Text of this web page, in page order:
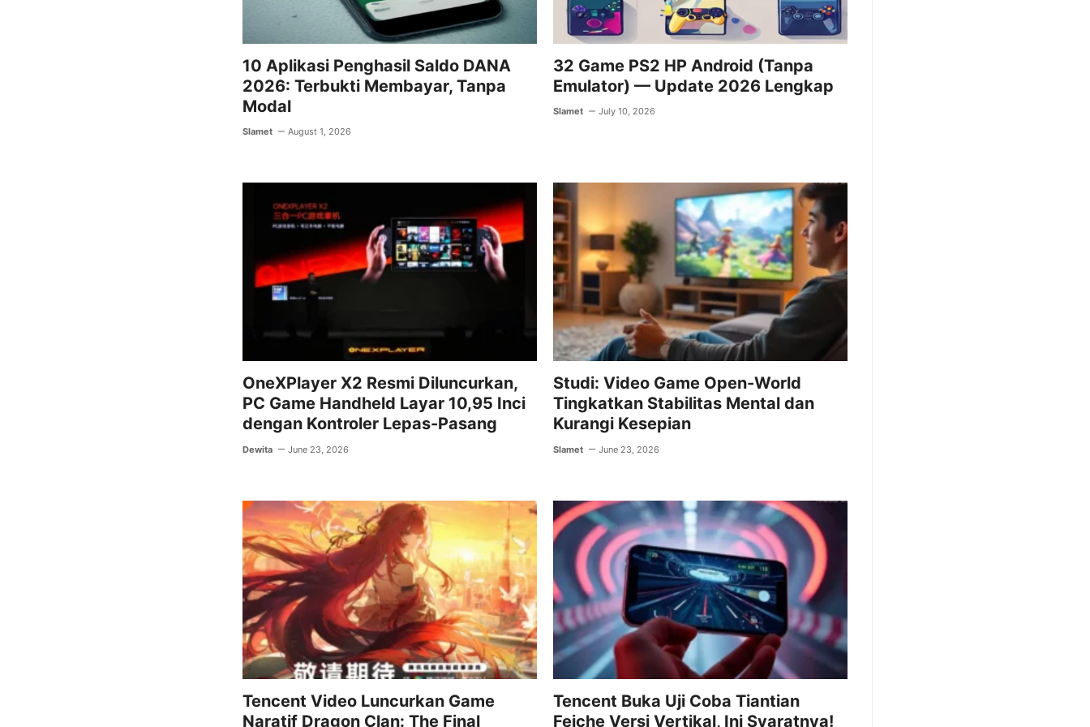
10 Aplikasi Penghasil Saldo DANA
2026: Terbukti Membayar, Tanpa
Modal
Slamet August 1, 2026
32 Game PS2 HP Android (Tanpa
Emulator) — Update 2026 Lengkap
Slamet July 10, 2026
OneXPlayer X2 Resmi Diluncurkan,
PC Game Handheld Layar 10,95 Inci
dengan Kontroler Lepas-Pasang
Dewita June 23, 2026
Studi: Video Game Open-World
Tingkatkan Stabilitas Mental dan
Kurangi Kesepian
Slamet June 23, 2026
Tencent Video Luncurkan Game
Naratif Dragon Clan: The Final
Tencent Buka Uji Coba Tiantian
Feiche Versi Vertikal, Ini Syaratnya!